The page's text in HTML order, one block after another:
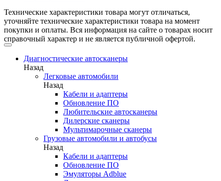
Технические характеристики товара могут отличаться,
уточняйте технические характеристики товара на момент
покупки и оплаты. Вся информация на сайте о товарах носит
справочный характер и не является публичной офертой.
Диагностические автосканеры
Назад
Легковые автомобили
Назад
Кабели и адаптеры
Обновление ПО
Любительские автосканеры
Дилерские сканеры
Мультимарочные сканеры
Грузовые автомобили и автобусы
Назад
Кабели и адаптеры
Обновление ПО
Эмуляторы Adblue